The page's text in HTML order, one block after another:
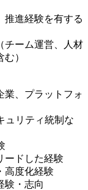
推進経験を有する
チーム運営、人材
）
業、プラットフォ
ュリティ統制な
ードした経験
高度化経験
験・志向